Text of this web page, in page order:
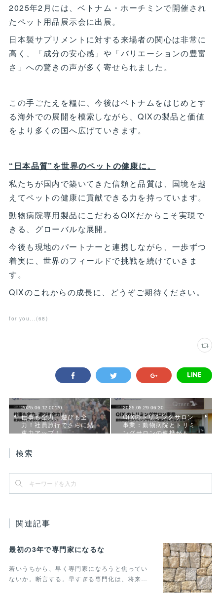
2025年2月には、ベトナム・ホーチミンで開催され
たペット用品展示会に出展。
日本製サプリメントに対する来場者の関心は非常に
高く、「成分の安心感」や「バリエーションの豊富
さ」への驚きの声が多く寄せられました。
この手ごたえを糧に、今後はベトナムをはじめとす
る海外での展開を模索しながら、QIXの製品と価値
をより多くの国へ広げていきます。
“日本品質”を世界のペットの健康に。
私たちが国内で築いてきた信頼と品質は、国境を越
えてペットの健康に貢献できる力を持っています。
動物病院専用製品にこだわるQIXだからこそ実現で
きる、グローバルな展開。
今後も現地のパートナーと連携しながら、一歩ずつ
着実に、世界のフィールドで挑戦を続けていきま
す。
QIXのこれからの成長に、どうぞご期待ください。
for you... (68 )
2025.06.12 00:20
仕事も全力、遊びも全
力！社員旅行でさらに結
束力アップ！
2025.05.29 06:30
QIXのトリミングサロン
事業：動物病院とトリミ
ングサロンの連携がも…
検索
関連記事
最初の3年で専門家になるな
若いうちから、早く専門家になろうと焦ってい
ないか。断言する。早すぎる専門化は、将来…